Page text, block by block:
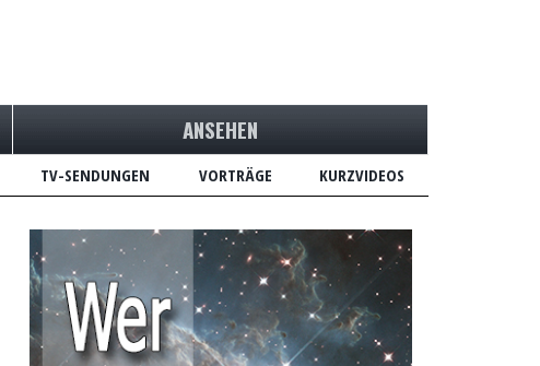
ANSEHEN
TV-SENDUNGEN VORTRÄGE KURZVIDEOS